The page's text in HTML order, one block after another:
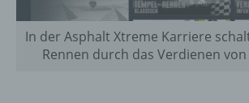
In der Asphalt Xtreme Karriere
Rennen durch das Verdienen